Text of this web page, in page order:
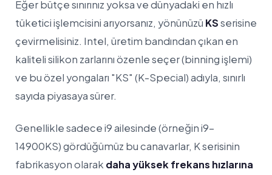
Eğer bütçe sınırınız yoksa ve dünyadaki en hızlı
tüketici işlemcisini arıyorsanız, yönünüzü KSserisine
çevirmelisiniz. Intel, üretim bandından çıkan en
kaliteli silikon zarlarını özenle seçer (binning işlemi)
ve bu özel yongaları "KS" (K-Special) adıyla, sınırlı
sayıda piyasaya sürer.
Genellikle sadece i9 ailesinde (örneğin i9-
14900KS) gördüğümüz bu canavarlar, K serisinin
fabrikasyon olarak daha yüksek frekans hızlarına